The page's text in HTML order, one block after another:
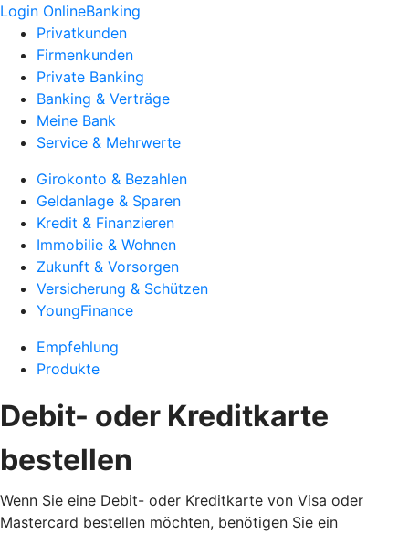
Login OnlineBanking
Privatkunden
Firmenkunden
Private Banking
Banking & Verträge
Meine Bank
Service & Mehrwerte
Girokonto & Bezahlen
Geldanlage & Sparen
Kredit & Finanzieren
Immobilie & Wohnen
Zukunft & Vorsorgen
Versicherung & Schützen
YoungFinance
Empfehlung
Produkte
Debit- oder Kreditkarte
bestellen
Wenn Sie eine Debit- oder Kreditkarte von Visa oder
Mastercard bestellen möchten, benötigen Sie ein